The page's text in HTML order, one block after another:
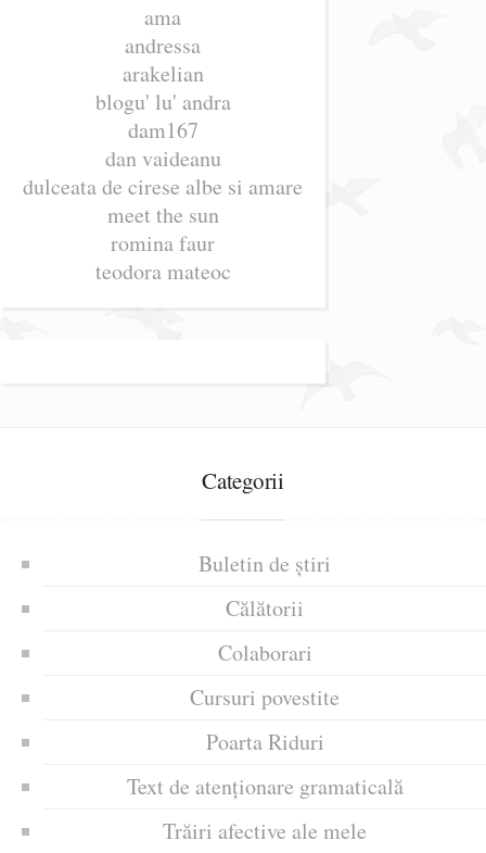
ama
andressa
arakelian
blogu' lu' andra
dam167
dan vaideanu
dulceata de cirese albe si amare
meet the sun
romina faur
teodora mateoc
Categorii
Buletin de știri
Călătorii
Colaborari
Cursuri povestite
Poarta Riduri
Text de atenționare gramaticală
Trăiri afective ale mele